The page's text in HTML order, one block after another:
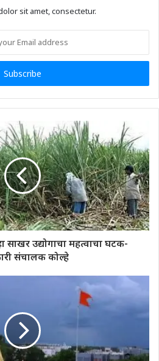
sit amet, consectetur.
साखर उद्योगाचा महत्वाचा घटक-
संचालक कोल्हे